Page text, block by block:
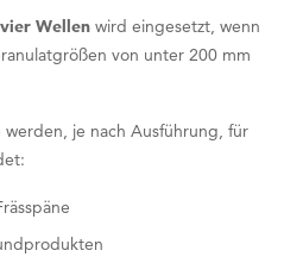
Wellen wird eingesetzt, wenn
von unter 200 mm
werden, je nach Ausführung, für